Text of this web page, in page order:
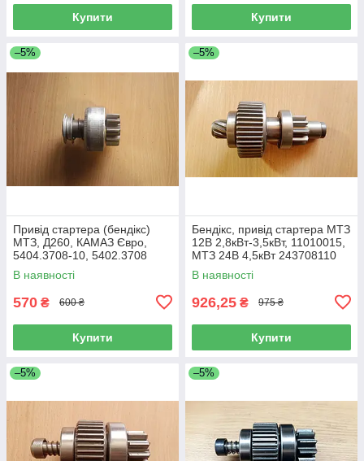
Купити Купити
–5%
Привід стартера (бендікс)
МТЗ, Д260, КАМАЗ Євро,
5404.3708-10, 5402.3708
В наявності
570 ₴ 600 ₴
Купити
–5%
Бендікс, привід стартера МТЗ
12В 2,8кВт-3,5кВт, 11010015,
МТЗ 24В 4,5кВт 243708110
В наявності
926,25 ₴ 975 ₴
Купити
–5% –5%